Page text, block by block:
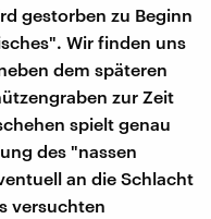
gestorben zu Beginn
Wir finden uns
dem späteren
zur Zeit
spielt genau
des "nassen
an die Schlacht
versuchten